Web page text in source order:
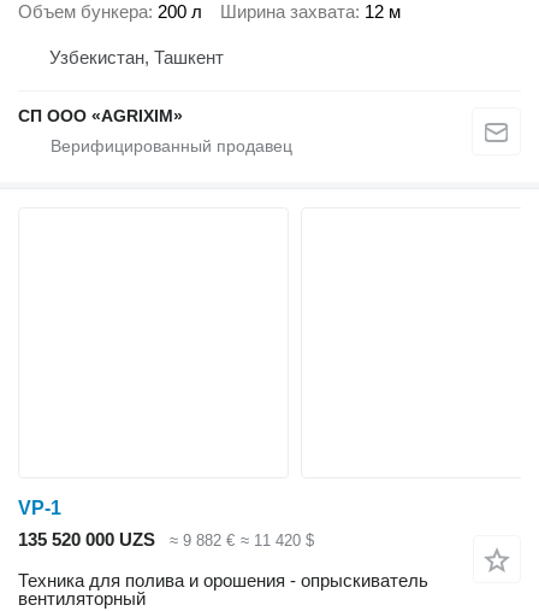
Объем бункера 200 л Ширина захвата 12 м
Узбекистан, Ташкент
CП ООО «AGRIXIM»
VP-1
135 520 000 UZS
≈ 9 882 € ≈ 11 420 $
Техника для полива и орошения - опрыскиватель
вентиляторный